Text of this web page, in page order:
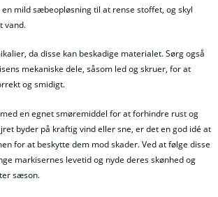
mild sæbeopløsning til at rense stoffet, og skyl
vand.
da disse kan beskadige materialet. Sørg også
mekaniske dele, såsom led og skruer, for at
og smidigt.
en egnet smøremiddel for at forhindre rust og
byder på kraftig vind eller sne, er det en god idé at
for at beskytte dem mod skader. Ved at følge disse
markisernes levetid og nyde deres skønhed og
sæson.